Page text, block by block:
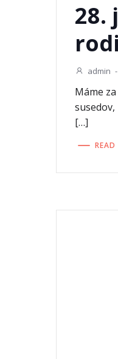
28.
admin -
Máme
[…]
READ